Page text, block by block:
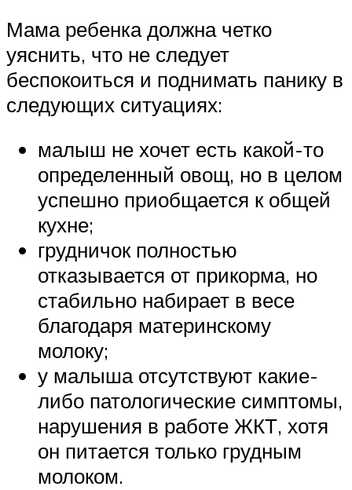
Мама ребенка должна четко
уяснить, что не следует
беспокоиться и поднимать панику в
следующих ситуациях:
малыш не хочет есть какой-то
определенный овощ, но в целом
успешно приобщается к общей
кухне;
грудничок полностью
отказывается от прикорма, но
стабильно набирает в весе
благодаря материнскому
молоку;
у малыша отсутствуют какие-
либо патологические симптомы,
нарушения в работе ЖКТ, хотя
он питается только грудным
молоком.